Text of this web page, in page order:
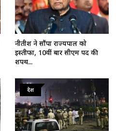
नीतीश ने सौंपा राज्यपाल को
इस्तीफा, 10वीं बार सीएम पद की
शपथ...
देश